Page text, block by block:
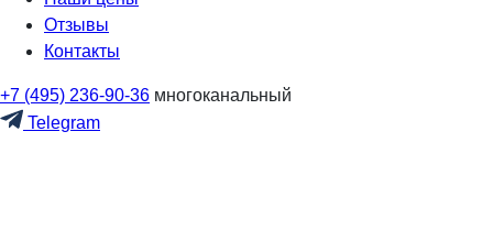
Отзывы
Контакты
+7 (495) 236-90-36 многоканальный
Telegram